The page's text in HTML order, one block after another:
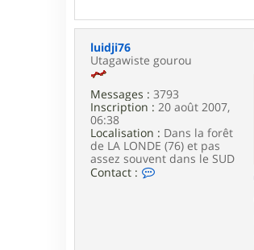
t
t
r
a
t
i
l
luidji76
Utagawiste gourou
Messages : 3793
Inscription : 20 août 2007,
06:38
Localisation : Dans la forêt
de LA LONDE (76) et pas
assez souvent dans le SUD
Contact :